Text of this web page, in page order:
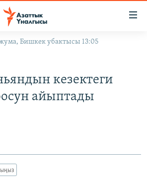
Бишкек убактысы 13:05
кезектеги
айыптады